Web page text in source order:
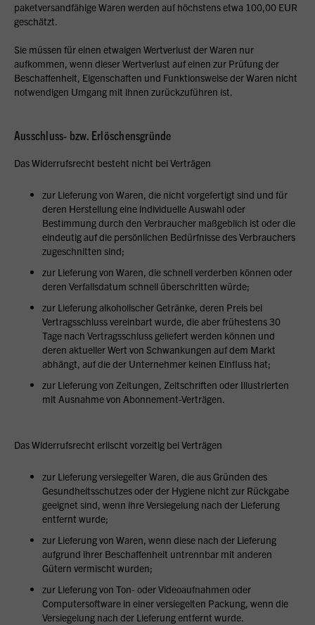
paketversandfähige Waren werden auf höchstens etwa 100,00 EUR
geschätzt.
Sie müssen für einen etwaigen Wertverlust der Waren nur
aufkommen, wenn dieser Wertverlust auf einen zur Prüfung der
Beschaffenheit, Eigenschaften und Funktionsweise der Waren nicht
notwendigen Umgang mit ihnen zurückzuführen ist.
Ausschluss- bzw. Erlöschensgründe
Das Widerrufsrecht besteht nicht bei Verträgen
zur Lieferung von Waren, die nicht vorgefertigt sind und für
deren Herstellung eine individuelle Auswahl oder
Bestimmung durch den Verbraucher maßgeblich ist oder die
eindeutig auf die persönlichen Bedürfnisse des Verbrauchers
zugeschnitten sind;
zur Lieferung von Waren, die schnell verderben können oder
deren Verfallsdatum schnell überschritten würde;
zur Lieferung alkoholischer Getränke, deren Preis bei
Vertragsschluss vereinbart wurde, die aber frühestens 30
Tage nach Vertragsschluss geliefert werden können und
deren aktueller Wert von Schwankungen auf dem Markt
abhängt, auf die der Unternehmer keinen Einfluss hat;
zur Lieferung von Zeitungen, Zeitschriften oder Illustrierten
mit Ausnahme von Abonnement-Verträgen.
Das Widerrufsrecht erlischt vorzeitig bei Verträgen
zur Lieferung versiegelter Waren, die aus Gründen des
Gesundheitsschutzes oder der Hygiene nicht zur Rückgabe
geeignet sind, wenn ihre Versiegelung nach der Lieferung
entfernt wurde;
zur Lieferung von Waren, wenn diese nach der Lieferung
aufgrund ihrer Beschaffenheit untrennbar mit anderen
Gütern vermischt wurden;
zur Lieferung von Ton- oder Videoaufnahmen oder
Computersoftware in einer versiegelten Packung, wenn die
Versiegelung nach der Lieferung entfernt wurde.